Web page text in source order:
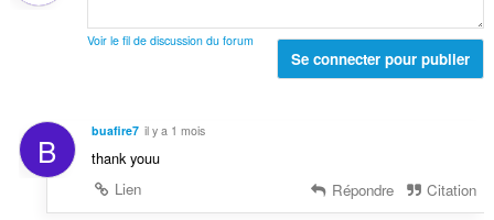
tl
o
:
Voir le fil de discussion du forum
Se connecter pour publier
B buafire7 il y a 1 mois
thank youu
Lien
Répondre Citation